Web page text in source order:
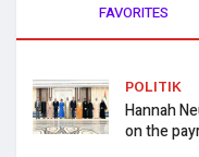
FAVORITES
POLITIK
Hannah
on the